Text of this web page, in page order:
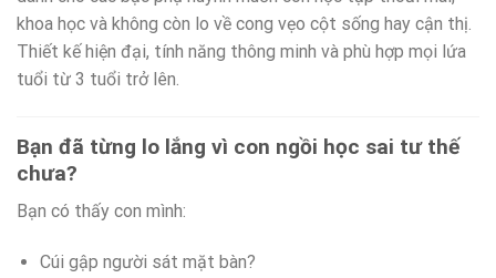
khoa học và không còn lo về cong vẹo cột sống hay cận thị.
Thiết kế hiện đại, tính năng thông minh và phù hợp mọi lứa
tuổi từ 3 tuổi trở lên.
Bạn đã từng lo lắng vì con ngồi học sai tư thế
chưa?
Bạn có thấy con mình:
Cúi gập người sát mặt bàn?